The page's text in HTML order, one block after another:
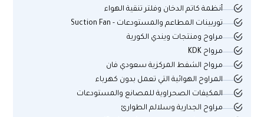
أنظمة كاتم الدخان وفلتر تنقية الهواء
توربينات المطاعم والمستودعات - Suction Fan
مراوح ومنتجات ويندي الكورية
مرواح KDK
مرواح الشفط المركزية سعودي فان
المراوح الهوائية التي تعمل بدون كهرباء
المكيفات الصحراوية للمصانع والمستودعات
مراوح الجدارية وسلالم الطوارئ